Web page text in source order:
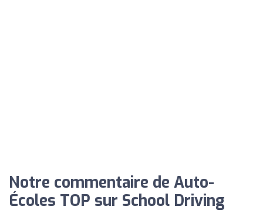
Notre commentaire de Auto-
Écoles TOP sur School Driving